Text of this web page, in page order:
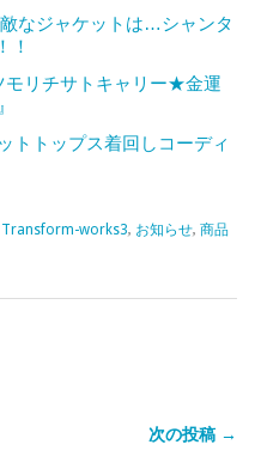
なジャケットは…シャンタ
！
モリチサトキャリー★金運
トトップス着回しコーディ
Transform-works3, お知らせ, 商品
次の投稿 →